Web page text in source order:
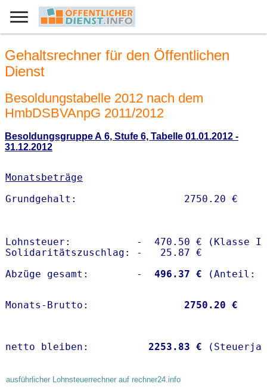
Gehaltsrechner für den Öffentlichen
Dienst
Besoldungstabelle 2012 nach dem
HmbDSBVAnpG 2011/2012
Besoldungsgruppe A 6, Stufe 6, Tabelle 01.01.2012 -
31.12.2012
Monatsbeträge
Lohnsteuer:           -  470.50 € (Klasse I)
Solidaritätszuschlag: -   25.87 €
Abzüge gesamt:        -
  496.37 €
Monats-Brutto: 2750.20 €
netto bleiben: 2253.83 €
ausführlicher Lohnsteuerrechner auf rechner24.info